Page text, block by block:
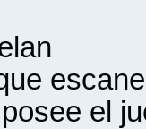
el